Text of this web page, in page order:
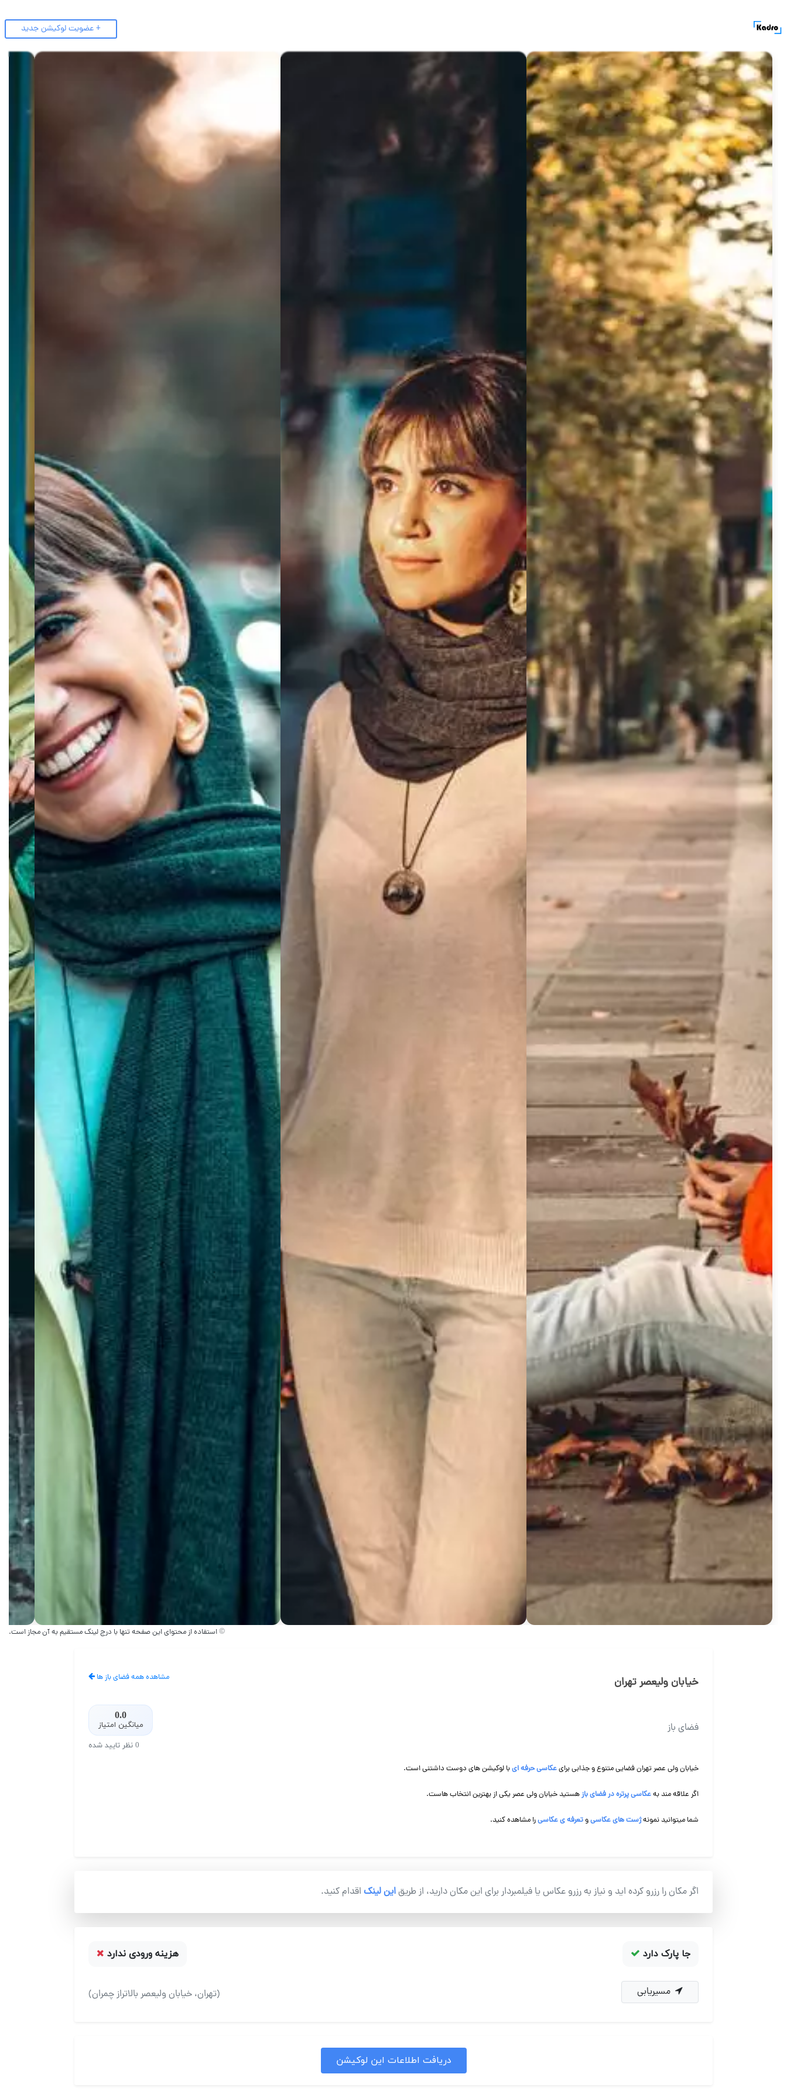
+ عضویت لوکیشن جدید
© استفاده از محتوای این صفحه تنها با درج لینک مستقیم به آن مجاز است.
خیابان ولیعصر تهران مشاهده همه فضای باز ها
فضای باز
0.0
میانگین امتیاز
0 نظر تایید شده
خیابان ولی عصر تهران فضایی متنوع و جذابی برایعکاسی حرفه ایبا لوکیشن های دوست داشتنی است.
اگر علاقه مند بهعکاسی پرتره در فضای باز هستید خیابان ولی عصر یکی از بهترین انتخاب هاست.
شما میتوانید نمونهژست های عکاسیوتعرفه ی عکاسیرا مشاهده کنید.
اگر مکان را رزرو کرده اید و نیاز به رزرو عکاس یا فیلمبردار برای این مکان دارید، از طریقاین لینک اقدام کنید.
جا پارک دارد هزینه ورودی ندارد
مسیریابی (تهران، خیابان ولیعصر بالاتراز چمران)
دریافت اطلاعات این لوکیشن